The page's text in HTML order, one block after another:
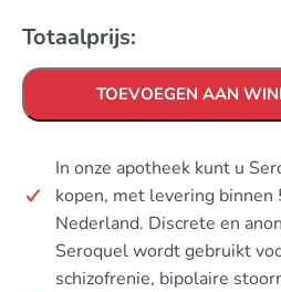
Totaalprijs:
TOEVOEGEN AAN
In onze apotheek kunt u
kopen, met levering binnen
Nederland. Discrete en
Seroquel wordt gebruikt
schizofrenie, bipolaire